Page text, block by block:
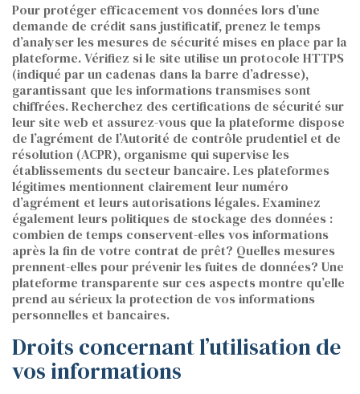
Pour protéger efficacement vos données lors d’une
demande de crédit sans justificatif, prenez le temps
d’analyser les mesures de sécurité mises en place par la
plateforme. Vérifiez si le site utilise un protocole HTTPS
(indiqué par un cadenas dans la barre d’adresse),
garantissant que les informations transmises sont
chiffrées. Recherchez des certifications de sécurité sur
leur site web et assurez-vous que la plateforme dispose
de l’agrément de l’Autorité de contrôle prudentiel et de
résolution (ACPR), organisme qui supervise les
établissements du secteur bancaire. Les plateformes
légitimes mentionnent clairement leur numéro
d’agrément et leurs autorisations légales. Examinez
également leurs politiques de stockage des données :
combien de temps conservent-elles vos informations
après la fin de votre contrat de prêt? Quelles mesures
prennent-elles pour prévenir les fuites de données? Une
plateforme transparente sur ces aspects montre qu’elle
prend au sérieux la protection de vos informations
personnelles et bancaires.
Droits concernant l’utilisation de
vos informations